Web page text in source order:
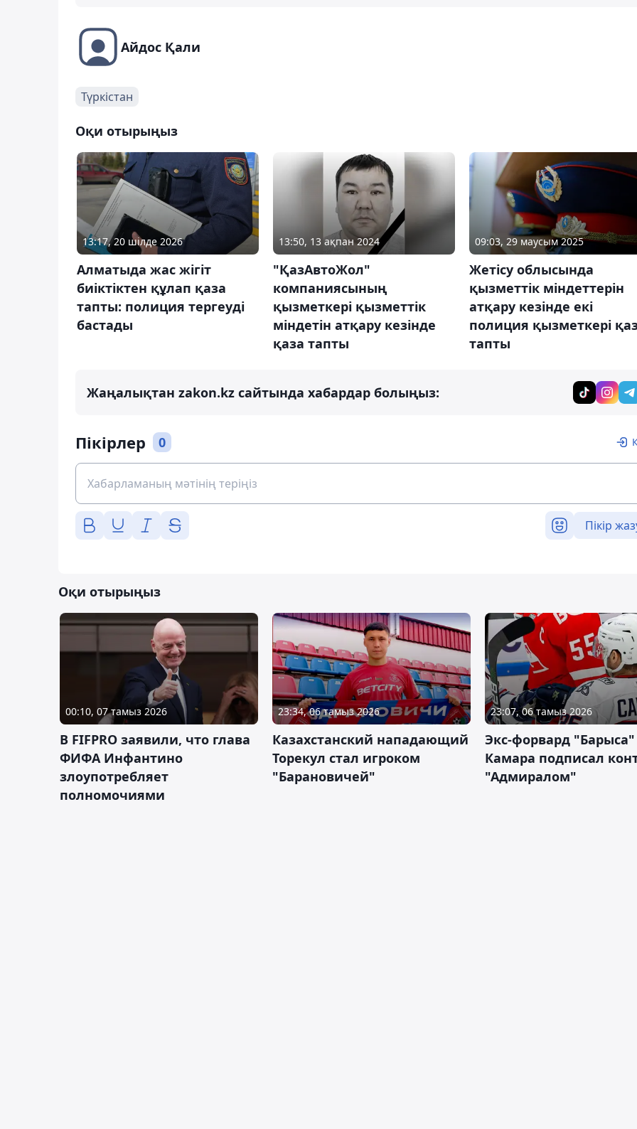
Айдос Қали
Түркістан
Оқи отырыңыз
13:17, 20 шілде 2026
Алматыда жас жігіт
биіктіктен құлап қаза
тапты: полиция тергеуді
бастады
13:50, 13 ақпан 2024
"ҚазАвтоЖол"
компаниясының
қызметкері қызметтік
міндетін атқару кезінде
қаза тапты
09:03, 29 маусым 2025
Жетісу облысында
қызметтік міндеттерін
атқару кезінде екі
полиция қызметкері
тапты
Жаңалықтан zakon.kz сайтында хабардар болыңыз:
Пікірлер 0
Пікір
Оқи отырыңыз
00:10, 07 тамыз 2026
В FIFPRO заявили, что глава
ФИФА Инфантино
злоупотребляет
полномочиями
23:34, 06 тамыз 2026
Казахстанский нападающий
Торекул стал игроком
"Барановичей"
23:07, 06 тамыз 2026
Экс-форвард "Барыса"
Камара подписал
"Адмиралом"